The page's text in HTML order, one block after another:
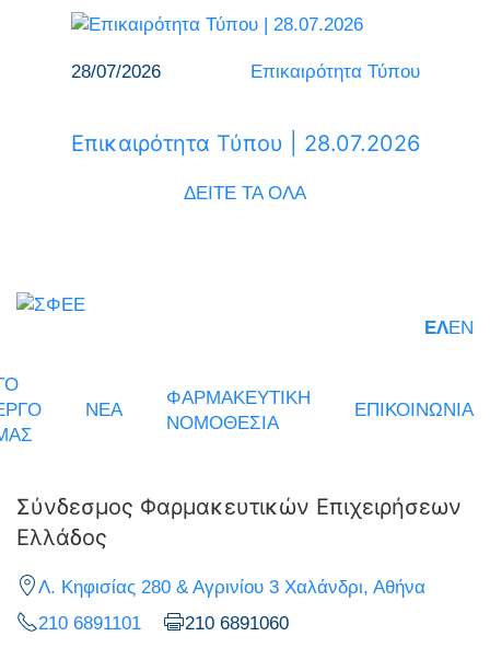
28/07/2026 Επικαιρότητα Τύπου
Επικαιρότητα Τύπου | 28.07.2026
ΔΕΙΤΕ ΤΑ ΟΛΑ
ΕΛEN
ΝΕΑ
ΦΑΡΜΑΚΕΥΤΙΚΗ
ΝΟΜΟΘΕΣΙΑ
ΕΠΙΚΟΙΝΩΝΙΑ
Σύνδεσμος Φαρμακευτικών Επιχειρήσεων
Ελλάδος
Λ. Κηφισίας 280 & Αγρινίου 3 Χαλάνδρι, Αθήνα
210 6891101
210 6891060